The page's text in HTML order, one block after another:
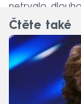
netrvalo dlouho.
Čtěte také